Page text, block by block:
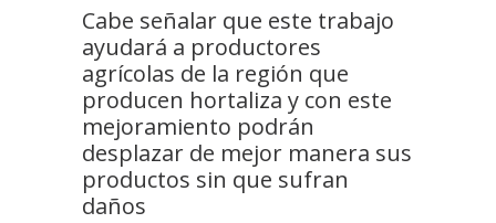
Cabe señalar que este trabajo
ayudará a productores
agrícolas de la región que
producen hortaliza y con este
mejoramiento podrán
desplazar de mejor manera sus
productos sin que sufran
daños